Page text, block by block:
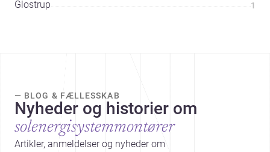
Glostrup 1
— BLOG & FÆLLESSKAB
Nyheder og historier om
solenergisystemmontører
Artikler, anmeldelser og nyheder om